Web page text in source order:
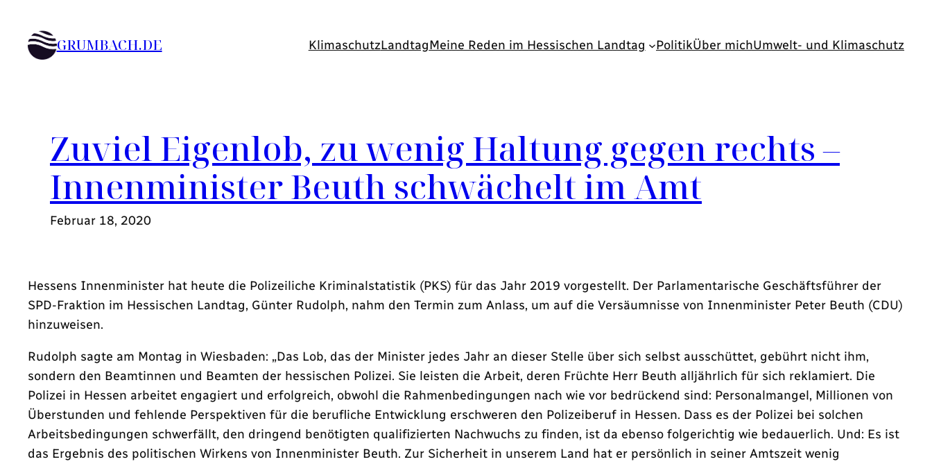
Inhalt
springenGRUMBACH.DE KlimaschutzLandtagMeine Reden im Hessischen Landtag PolitikÜber michUmwelt- und Klimaschutz
Zuviel Eigenlob, zu wenig Haltung gegen rechts –
Innenminister Beuth schwächelt im Amt
Februar 18, 2020
Hessens Innenminister hat heute die Polizeiliche Kriminalstatistik (PKS) für das Jahr 2019 vorgestellt. Der Parlamentarische Geschäftsführer der
SPD-Fraktion im Hessischen Landtag, Günter Rudolph, nahm den Termin zum Anlass, um auf die Versäumnisse von Innenminister Peter Beuth (CDU)
hinzuweisen.
Rudolph sagte am Montag in Wiesbaden: „Das Lob, das der Minister jedes Jahr an dieser Stelle über sich selbst ausschüttet, gebührt nicht ihm,
sondern den Beamtinnen und Beamten der hessischen Polizei. Sie leisten die Arbeit, deren Früchte Herr Beuth alljährlich für sich reklamiert. Die
Polizei in Hessen arbeitet engagiert und erfolgreich, obwohl die Rahmenbedingungen nach wie vor bedrückend sind: Personalmangel, Millionen von
Überstunden und fehlende Perspektiven für die berufliche Entwicklung erschweren den Polizeiberuf in Hessen. Dass es der Polizei bei solchen
Arbeitsbedingungen schwerfällt, den dringend benötigten qualifizierten Nachwuchs zu finden, ist da ebenso folgerichtig wie bedauerlich. Und: Es ist
das Ergebnis des politischen Wirkens von Innenminister Beuth. Zur Sicherheit in unserem Land hat er persönlich in seiner Amtszeit wenig